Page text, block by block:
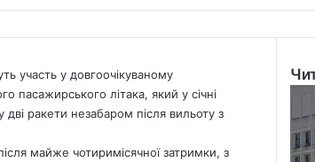
участь у довгоочікуваному
пасажирського літака, який у січні
ракети незабаром після вильоту з
майже чотиримісячної затримки, з